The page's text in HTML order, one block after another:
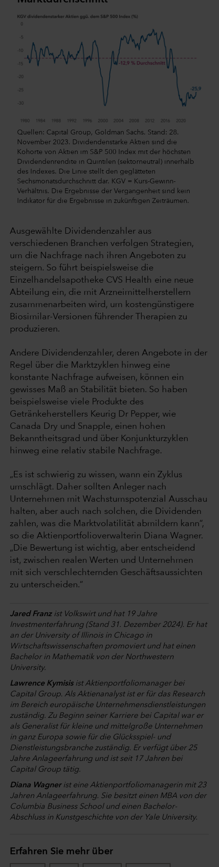
Quellen: Capital Group, Goldman Sachs. Stand: 28.
November 2023. Dividendenstarke Aktien sind die
Kohorte von Aktien im S&P 500 Index mit der höchsten
Dividendenrendite in Quintilen (sektorneutral) innerhalb
des Indexes. Die Linie stellt den geglätteten
Sechsmonatsdurchschnitt dar. KGV = Kurs-Gewinn-
Verhältnis. Die Ergebnisse der Vergangenheit sind kein
Indikator für die Ergebnisse in zukünftigen Zeiträumen.
Ausgewählte Dividendenzahler aus
verschiedenen Branchen verfolgen Strategien,
um die Nachfrage nach ihren Angeboten zu
steigern. So führt beispielsweise die
Einzelhandelsapotheke CVS Health eine neue
Abteilung ein, die mit Arzneimittelherstellern
zusammenarbeiten wird, um kostengünstigere
Biosimilar-Versionen führender Therapien zu
produzieren.
Andere Dividendenzahler, deren Angebote in der
Regel über die Marktzyklen hinweg eine
konstante Nachfrage aufweisen, können ein
gewisses Maß an Stabilität bieten. So haben
beispielsweise viele Produkte des
Getränkeherstellers Keurig Dr Pepper, wie
Canada Dry und Snapple, einen hohen
Bekanntheitsgrad und über Konjunkturzyklen
hinweg eine relativ stabile Nachfrage.
„Es ist schwierig zu wissen, wann ein Zyklus
umschlägt. Daher sollten Anleger nach
Unternehmen mit Wachstumspotenzial Ausschau
halten, aber auch nach solchen, die Dividenden
zahlen, was die Marktvolatilität abmildern kann“,
so die Aktienportfolioverwalterin Diana Wagner.
„Die Bewertung ist wichtig, aber entscheidend
ist, zwischen realen Werten und Unternehmen
mit sich verschlechternden Geschäftsaussichten
zu unterscheiden.“
Jared Franz ist Volkswirt und hat 19 Jahre
Investmenterfahrung (Stand 31. Dezember 2024). Er hat
an der University of Illinois in Chicago in
Wirtschaftswissenschaften promoviert und hat einen
Bachelor in Mathematik von der Northwestern
University.
Lawrence Kymisisist Aktienportfoliomanager bei
Capital Group. Als Aktienanalyst ist er für das Research
im Bereich europäische Unternehmensdienstleistungen
zuständig. Zu Beginn seiner Karriere bei Capital war er
als Generalist für kleine und mittelgroße Unternehmen
in ganz Europa sowie für die Glücksspiel- und
Dienstleistungsbranche zuständig. Er verfügt über 25
Jahre Anlageerfahrung und ist seit 17 Jahren bei
Capital Group tätig.
Diana Wagnerist eine Aktienportfoliomanagerin mit 23
Jahren Anlageerfahrung. Sie besitzt einen MBA von der
Columbia Business School und einen Bachelor-
Abschluss in Kunstgeschichte von der Yale University.
Erfahren Sie mehr über